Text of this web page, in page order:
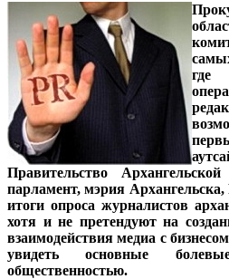
где
Правительство
парламент, мэрия
итоги опроса журналистов
хотя и не претендуют на
взаимодействия медиа с
увидеть основные
общественностью.